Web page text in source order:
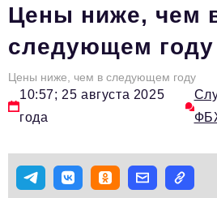
Тема номера
HR
Персона номера
Инфраструктура развития
Туризм
Цены ниже, чем
следующем году
Цены ниже, чем в следующем году
10:57; 25 августа 2025
года